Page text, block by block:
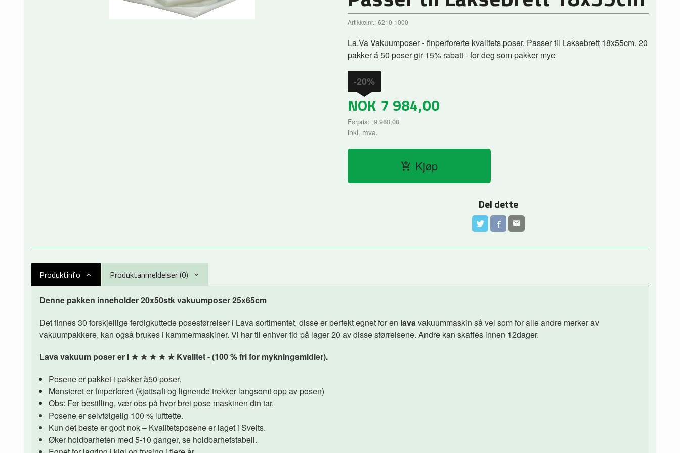
Artikkelnr.: 6210-1000
La.Va Vakuumposer - finperforerte kvalitets poser. Passer til Laksebrett 18x55cm. 20
pakker á 50 poser gir 15% rabatt - for deg som pakker mye
NOK 7 984,00
Førpris: 9 980,00
Rabatt
-20%
inkl. mva.
Kjøp
Del dette
Produktinfo Produktanmeldelser (0)
Denne pakken inneholder 20x50stk vakuumposer 25x65cm
Det finnes 30 forskjellige ferdigkuttede posestørrelser i Lava sortimentet, disse er perfekt egnet for en lavavakuummaskin så vel som for alle andre merker av
vakuumpakkere, kan også brukes i kammermaskiner. Vi har til enhver tid på lager 20 av disse størrelsene. Andre kan skaffes innen 12dager.
Lava vakuum poser er i★★★★★Kvalitet - (100 % fri for mykningsmidler).
Posene er pakket i pakker à50 poser.
Mønsteret er finperforert (kjøttsaft og lignende trekker langsomt opp av posen)
Obs: Før bestilling, vær obs på hvor brei pose maskinen din tar.
Posene er selvfølgelig 100 % lufttette.
Kun det beste er godt nok – Kvalitetsposene er laget i Sveits.
Øker holdbarheten med 5-10 ganger, se holdbarhetstabell.